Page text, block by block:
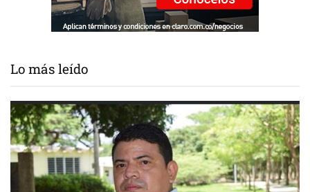
Lo más leído